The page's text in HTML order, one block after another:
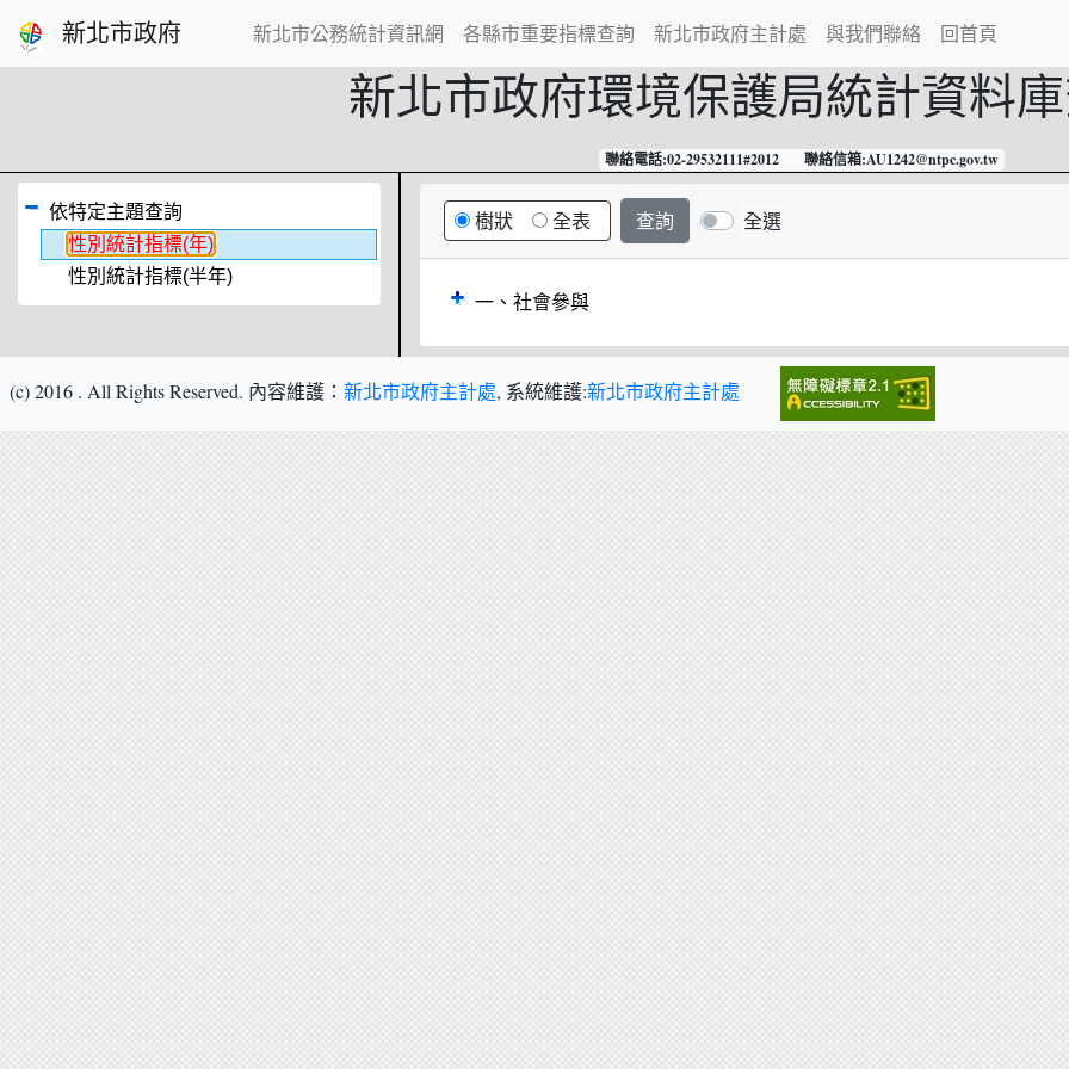
新北市政府 新北市公務統計資訊網 各縣市重要指標查詢 新北市政府主計處 與我們聯絡 回首頁
新北市政府環境保護局統計資料
聯絡電話:02-29532111#2012 聯絡信箱:AU1242@ntpc.gov.tw
依特定主題查詢
性別統計指標(年)
性別統計指標(半年)
樹狀 全表 全選
一、社會參與
(c) 2016 . All Rights Reserved. 內容維護： 新北市政府主計處, 系統維護:新北市政府主計處